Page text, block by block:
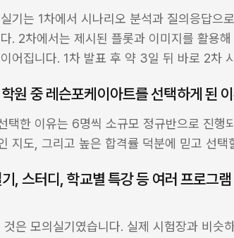
기는 1차에서 시나리오 분석과 질의응답으
. 2차에서는 제시된 플롯과 이미지를 활용
어집니다. 1차 발표 후 약 3일 뒤 바로 2차
원 중 레슨포케이아트를 선택하게 된
택한 이유는 6명씩 소규모 정규반으로 진행
지도, 그리고 높은 합격률 덕분에 믿고 선
, 스터디, 학교별 특강 등 여러 프로그
은 모의실기였습니다. 실제 시험장과 비슷